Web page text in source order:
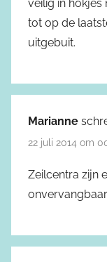
veilig in hokjes
tot op de
uitgebuit.
Marianne
22 juli 2014 om
Zeilcentra zijn
onvervangbaar